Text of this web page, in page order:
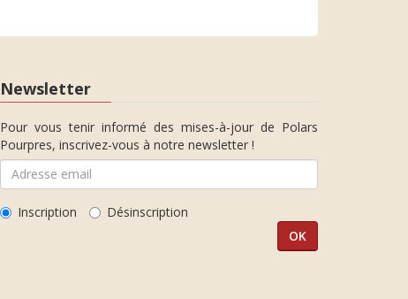
Newsletter
Pour vous tenir informé des mises-à-jour de Polars
Pourpres, inscrivez-vous à notre newsletter !
Inscription Désinscription